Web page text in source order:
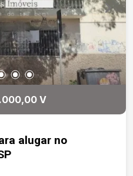
V
alugar no